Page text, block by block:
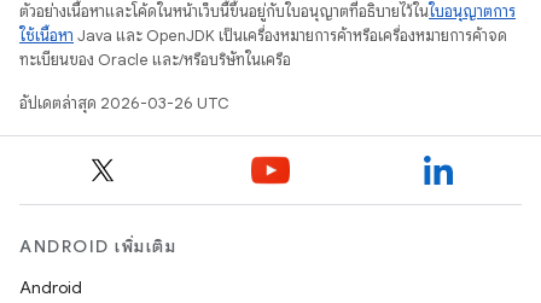
ตัวอย่างเนื้อหาและโค้ดในหน้าเว็บนี้ขึ้นอยู่กับใบอนุญาตที่อธิบายไว้ในใบอนุญาตการ
ใช้เนื้อหา Java และ OpenJDK เป็นเครื่องหมายการค้าหรือเครื่องหมายการค้าจด
ทะเบียนของ Oracle และ/หรือบริษัทในเครือ
อัปเดตล่าสุด 2026-03-26 UTC
ANDROID เพิ่มเติม
Android